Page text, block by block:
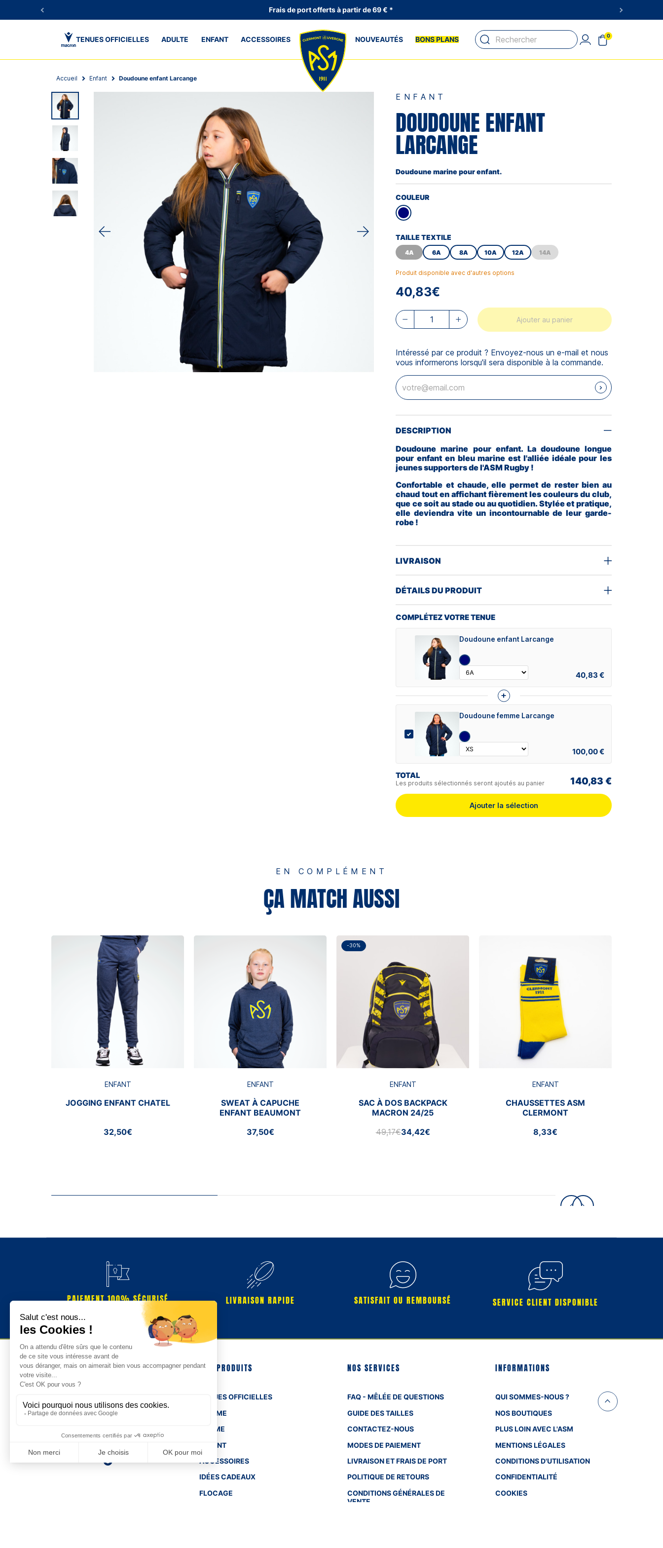
Frais de port offerts à partir de 69 € *
TENUES OFFICIELLES ADULTE ENFANT ACCESSOIRES NOUVEAUTÉS BONS PLANS 0
Accueil Enfant Doudoune enfant Larcange
ENFANT
DOUDOUNE ENFANT
LARCANGE
Doudoune marine pour enfant.
COULEUR
TAILLE TEXTILE
4A 6A 8A 10A 12A 14A
Produit disponible avec d'autres options
40,83€
Ajouter au panier
Intéressé par ce produit ? Envoyez-nous un e-mail et nous
vous informerons lorsqu'il sera disponible à la commande.
DESCRIPTION
Doudoune marine pour enfant. La doudoune longue
pour enfant en bleu marine est l'alliée idéale pour les
jeunes supporters de l'ASM Rugby !
Confortable et chaude, elle permet de rester bien au
chaud tout en affichant fièrement les couleurs du club,
que ce soit au stade ou au quotidien. Stylée et pratique,
elle deviendra vite un incontournable de leur garde-
robe !
LIVRAISON
DÉTAILS DU PRODUIT
COMPLÉTEZ VOTRE TENUE
Doudoune enfant Larcange
40,83 €
+
Doudoune femme Larcange
100,00 €
TOTAL
Les produits sélectionnés seront ajoutés au panier 140,83 €
Ajouter la sélection
EN COMPLÉMENT
ÇA MATCH AUSSI
ENFANT
JOGGING ENFANT CHATEL
32,50€
ENFANT
SWEAT À CAPUCHE
ENFANT BEAUMONT
37,50€
-30%
ENFANT
SAC À DOS BACKPACK
MACRON 24/25
49,17€34,42€
ENFANT
CHAUSSETTES ASM
CLERMONT
8,33€
PAIEMENT 100% SÉCURISÉ LIVRAISON RAPIDE SATISFAIT OU REMBOURSÉ SERVICE CLIENT DISPONIBLE
NOS PRODUITS
TENUES OFFICIELLES
HOMME
FEMME
ENFANT
ACCESSOIRES
IDÉES CADEAUX
FLOCAGE
NOS SERVICES
FAQ - MÊLÉE DE QUESTIONS
GUIDE DES TAILLES
CONTACTEZ-NOUS
MODES DE PAIEMENT
LIVRAISON ET FRAIS DE PORT
POLITIQUE DE RETOURS
CONDITIONS GÉNÉRALES DE
VENTE
INFORMATIONS
QUI SOMMES-NOUS ?
NOS BOUTIQUES
PLUS LOIN AVEC L'ASM
MENTIONS LÉGALES
CONDITIONS D'UTILISATION
CONFIDENTIALITÉ
COOKIES